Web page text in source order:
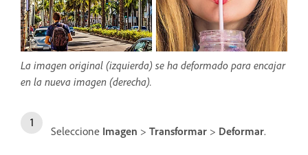
La imagen original (izquierda) se ha deformado para encajar
en la nueva imagen (derecha).
Seleccione Imagen > Transformar > Deformar.